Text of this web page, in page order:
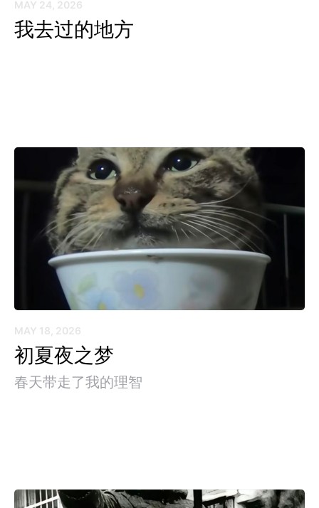
MAY 24, 2026
我去过的地方
MAY 18, 2026
初夏夜之梦
春天带走了我的理智